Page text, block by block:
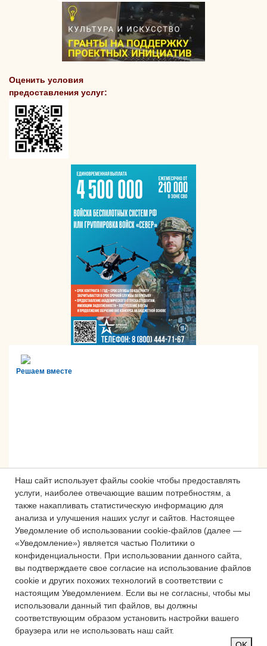
Наш сайт использует файлы cookie чтобы предоставлять
услуги, наиболее отвечающие вашим потребностям, а
также накапливать статистическую информацию для
анализа и улучшения наших услуг и сайтов. Настоящее
Уведомление об использовании cookie-файлов (далее —
«Уведомление») является частью Политики о
конфиденциальности.
При использовании данного сайта,
вы подтверждаете свое согласие на использование файлов
cookie и других похожих технологий в соответствии с
настоящим Уведомлением.
Если вы не согласны, чтобы мы
использовали данный тип файлов, вы должны
соответствующим образом установить настройки вашего
браузера или не использовать наш сайт.
Оценить условия
предоставления услуг:
Решаем вместе
Сложности с получением «Пушкинской
карты» или приобретением билетов?
Знаете, как улучшить работу
учреждений культуры?
Написать